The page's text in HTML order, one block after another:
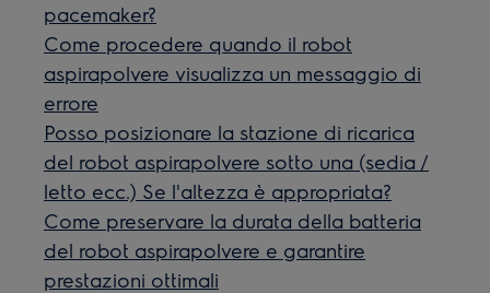
pacemaker?
Come procedere quando il robot
aspirapolvere visualizza un messaggio di
errore
Posso posizionare la stazione di ricarica
del robot aspirapolvere sotto una (sedia /
letto ecc.) Se l'altezza è appropriata?
Come preservare la durata della batteria
del robot aspirapolvere e garantire
prestazioni ottimali